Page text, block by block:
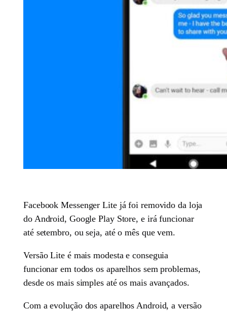
Facebook Messenger Lite já foi removido da loja
do Android, Google Play Store, e irá funcionar
até setembro, ou seja, até o mês que vem.
Versão Lite é mais modesta e conseguia
funcionar em todos os aparelhos sem problemas,
desde os mais simples até os mais avançados.
Com a evolução dos aparelhos Android, a versão